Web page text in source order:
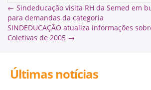
← Sindeducação visita RH da Semed em
para demandas da categoria
SINDEDUCAÇÃO atualiza informações
Coletivas de 2005 →
Últimas notícias